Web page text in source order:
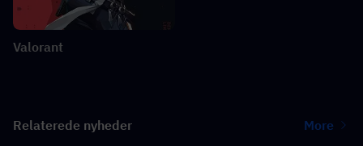
Valorant
Relaterede nyheder More